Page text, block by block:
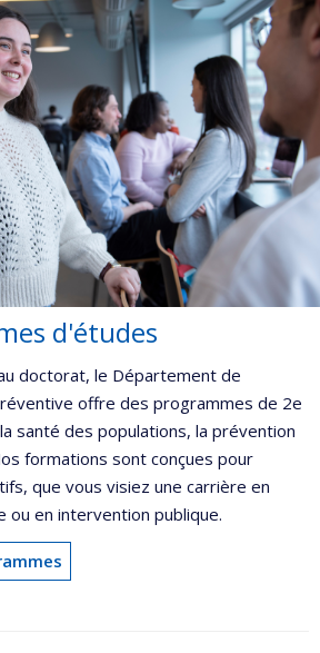
d'études
doctorat, le Département de
offre des programmes de 2e
santé des populations, la prévention
formations sont conçues pour
que vous visiez une carrière en
ou en intervention publique.